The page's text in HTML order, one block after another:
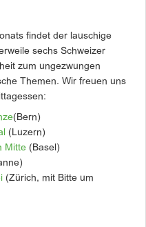
findet der lauschige
sechs Schweizer
zum ungezwungen
Themen. Wir freuen uns
(Bern)
(Luzern)
Mitte (Basel)
(Zürich, mit Bitte um